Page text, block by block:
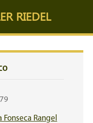
RIEDEL
Rangel